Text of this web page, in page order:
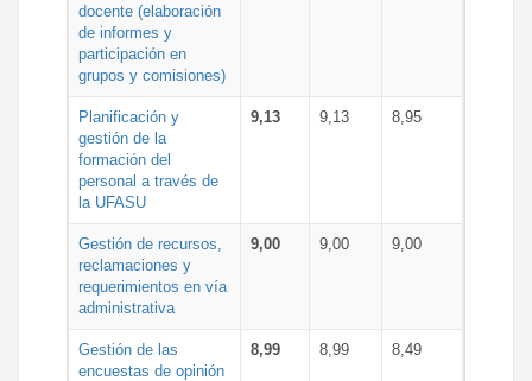
docente (elaboración
de informes y
participación en
grupos y comisiones)
Planificación y
gestión de la
formación del
personal a través de
la UFASU
9,13 9,13 8,95
Gestión de recursos,
reclamaciones y
requerimientos en vía
administrativa
9,00 9,00 9,00
Gestión de las
encuestas de opinión
8,99 8,99 8,49